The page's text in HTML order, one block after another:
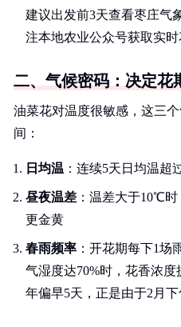
建议出发前3天查看枣庄气
注本地农业公众号获取实时
二、气候密码：决定花
油菜花对温度很敏感，这三
间：
日均温 ：连续5天日均温
昼夜温差 ：温差大于10℃
更金黄
春雨频率 ：开花期每下1场
气湿度达70%时，花香浓度
年偏早5天，正是由于2月